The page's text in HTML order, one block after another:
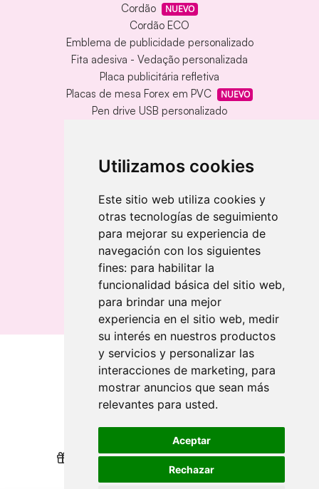
Utilizamos cookies
Este sitio web utiliza cookies y
otras tecnologías de seguimiento
para mejorar su experiencia de
navegación con los siguientes
fines: para habilitar la
funcionalidad básica del sitio web,
para brindar una mejor
experiencia en el sitio web, medir
su interés en nuestros productos
y servicios y personalizar las
interacciones de marketing, para
mostrar anuncios que sean más
relevantes para usted.
Aceptar
Rechazar
Cordão NUEVO
Cordão ECO
Emblema de publicidade personalizado
Fita adesiva - Vedação personalizada
Placa publicitária refletiva
Placas de mesa Forex em PVC
NUEVO
Pen drive USB personalizado
Chaveiro redondo em madeira e metal
Chaveiro retangular em madeira clara
Banderolas
Bandeiras publicitárias
Bandeiras publicitárias
Bandeiras publicitárias
Quem somos
Revendedores
Revendedores
Impressão sustentável
Impressão sustentável
Nós recompensamos sua lealdade
Nós recompensamos sua lealdade
Ajuda
Ajuda